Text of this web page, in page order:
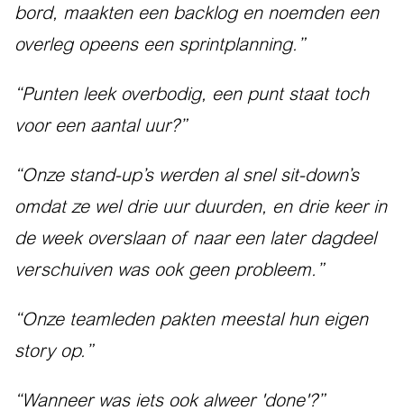
bord, maakten een backlog en noemden een
overleg opeens een sprintplanning.”
“Punten leek overbodig, een punt staat toch
voor een aantal uur?”
“Onze stand-up’s werden al snel sit-down’s
omdat ze wel drie uur duurden, en drie keer in
de week overslaan of naar een later dagdeel
verschuiven was ook geen probleem.”
“Onze teamleden pakten meestal hun eigen
story op.”
“Wanneer was iets ook alweer 'done'?”